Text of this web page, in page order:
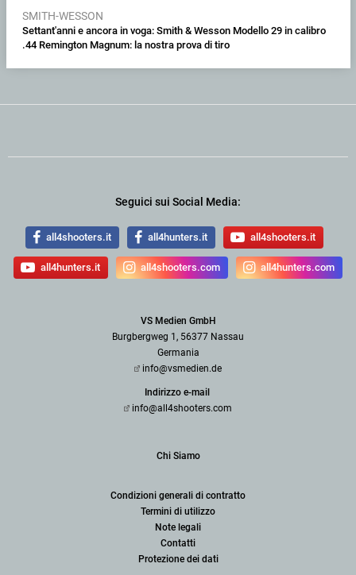
SMITH-WESSON
Settant'anni e ancora in voga: Smith & Wesson Modello 29 in calibro
.44 Remington Magnum: la nostra prova di tiro
Seguici sui Social Media:
all4shooters.it all4hunters.it all4shooters.it
all4hunters.it all4shooters.com all4hunters.com
VS Medien GmbH
Burgbergweg 1, 56377 Nassau
Germania
info@vsmedien.de
Indirizzo e-mail
info@all4shooters.com
Chi Siamo
Condizioni generali di contratto
Termini di utilizzo
Note legali
Contatti
Protezione dei dati